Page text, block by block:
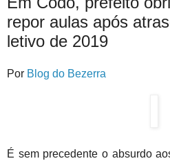
repor aulas após
letivo de 2019
Por Blog do Bezerra
É sem precedente o absurdo